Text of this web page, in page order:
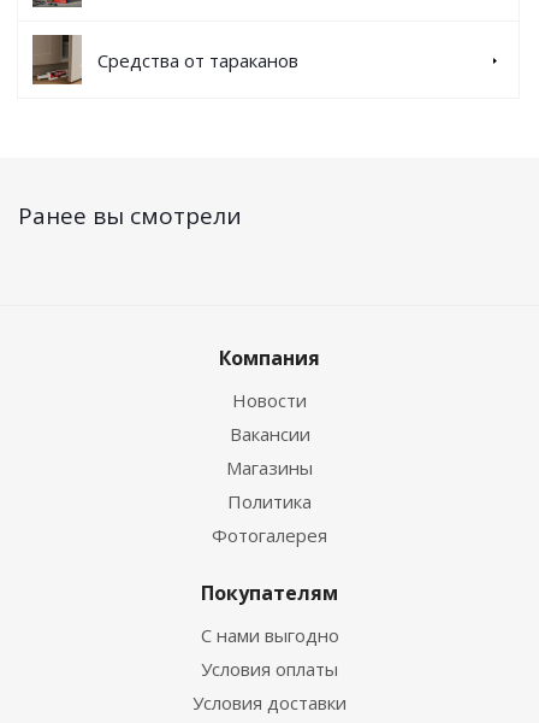
Средства от тараканов
Ранее вы смотрели
Компания
Новости
Вакансии
Магазины
Политика
Фотогалерея
Покупателям
С нами выгодно
Условия оплаты
Условия доставки